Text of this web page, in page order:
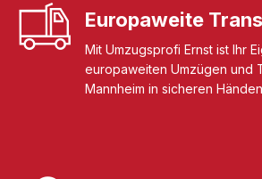
Europaweite
Mit Umzugsprofi Ernst ist Ihr
europaweiten Umzügen und
Mannheim in sicheren